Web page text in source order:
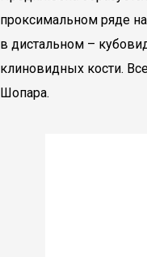
проксимальном ряде
в дистальном –
клиновидных кости.
Шопара.